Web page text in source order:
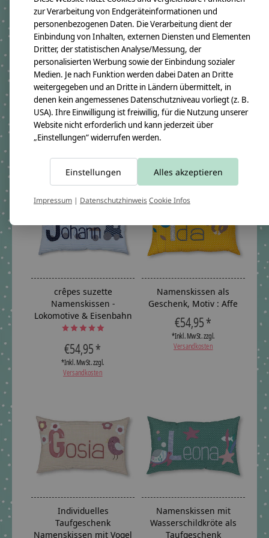
Namenskissen zur
Geburt mit Bauernhof
Motiven
€59,90 *
*Inkl. MwSt. zzgl.
Versandkosten
Namenskissen Tiger,
Afrikatiere , Dschungel I
mit Wunschnamen I
niedlicher Baby - Tiger
€59,95 *
crêpes suzette
Namenskissen -
Lokomotive & Eisenbahn
The rating of this product is
out of 5
€54,95 *
*Inkl. MwSt. zzgl.
Versandkosten
Namenskissen als
Geschenk, Motiv : Affe
€54,95 *
*Inkl. MwSt. zzgl.
Versandkosten
Individuelles
Taufgeschenk
Namenskissen mit Vogel
Namenskissen mit
Wasserschildkröte als
Taufgeschenk
zur Verarbeitung von Endgeräteinformationen und
personenbezogenen Daten. Die Verarbeitung dient der
Einbindung von Inhalten, externen Diensten und Elementen
Dritter, der statistischen Analyse/Messung, der
personalisierten Werbung sowie der Einbindung sozialer
Medien. Je nach Funktion werden dabei Daten an Dritte
weitergegeben und an Dritte in Ländern übermittelt, in
denen kein angemessenes Datenschutzniveau vorliegt (z. B.
USA). Ihre Einwilligung ist freiwillig, für die Nutzung unserer
Website nicht erforderlich und kann jederzeit über
„Einstellungen“ widerrufen werden.
Einstellungen Alles akzeptieren
Impressum | DatenschutzhinweisCookie Infos